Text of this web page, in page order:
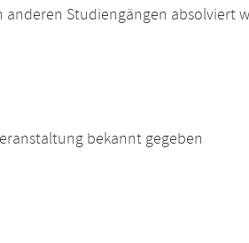
anderen Studiengängen absolviert
bekannt gegeben